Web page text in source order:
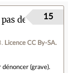
de
. Licence CC By‑SA.
15
(grave).